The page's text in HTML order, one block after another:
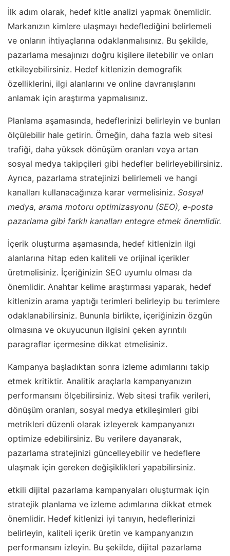
İlk adım olarak, hedef kitle analizi yapmak önemlidir.
Markanızın kimlere ulaşmayı hedeflediğini belirlemeli
ve onların ihtiyaçlarına odaklanmalısınız. Bu şekilde,
pazarlama mesajınızı doğru kişilere iletebilir ve onları
etkileyebilirsiniz. Hedef kitlenizin demografik
özelliklerini, ilgi alanlarını ve online davranışlarını
anlamak için araştırma yapmalısınız.
Planlama aşamasında, hedeflerinizi belirleyin ve bunları
ölçülebilir hale getirin. Örneğin, daha fazla web sitesi
trafiği, daha yüksek dönüşüm oranları veya artan
sosyal medya takipçileri gibi hedefler belirleyebilirsiniz.
Ayrıca, pazarlama stratejinizi belirlemeli ve hangi
kanalları kullanacağınıza karar vermelisiniz. Sosyal
medya, arama motoru optimizasyonu (SEO), e-posta
pazarlama gibi farklı kanalları entegre etmek önemlidir.
İçerik oluşturma aşamasında, hedef kitlenizin ilgi
alanlarına hitap eden kaliteli ve orijinal içerikler
üretmelisiniz. İçeriğinizin SEO uyumlu olması da
önemlidir. Anahtar kelime araştırması yaparak, hedef
kitlenizin arama yaptığı terimleri belirleyip bu terimlere
odaklanabilirsiniz. Bununla birlikte, içeriğinizin özgün
olmasına ve okuyucunun ilgisini çeken ayrıntılı
paragraflar içermesine dikkat etmelisiniz.
Kampanya başladıktan sonra izleme adımlarını takip
etmek kritiktir. Analitik araçlarla kampanyanızın
performansını ölçebilirsiniz. Web sitesi trafik verileri,
dönüşüm oranları, sosyal medya etkileşimleri gibi
metrikleri düzenli olarak izleyerek kampanyanızı
optimize edebilirsiniz. Bu verilere dayanarak,
pazarlama stratejinizi güncelleyebilir ve hedeflere
ulaşmak için gereken değişiklikleri yapabilirsiniz.
etkili dijital pazarlama kampanyaları oluşturmak için
stratejik planlama ve izleme adımlarına dikkat etmek
önemlidir. Hedef kitlenizi iyi tanıyın, hedeflerinizi
belirleyin, kaliteli içerik üretin ve kampanyanızın
performansını izleyin. Bu şekilde, dijital pazarlama